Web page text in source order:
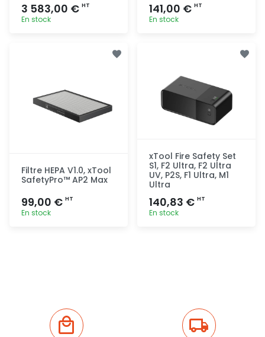
3 583,00 € HT
En stock
141,00 € HT
En stock
Filtre HEPA V1.0, xTool
SafetyPro™ AP2 Max
99,00 € HT
En stock
xTool Fire Safety Set
S1, F2 Ultra, F2 Ultra
UV, P2S, F1 Ultra, M1
Ultra
140,83 € HT
En stock